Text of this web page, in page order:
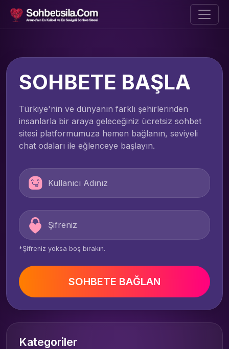
SOHBETE BAŞLA
Türkiye'nin ve dünyanın farklı şehirlerinden
insanlarla bir araya geleceğiniz ücretsiz sohbet
sitesi platformumuza hemen bağlanın, seviyeli
chat odaları ile eğlenceye başlayın.
*Şifreniz yoksa boş bırakın.
SOHBETE BAĞLAN
Kategoriler